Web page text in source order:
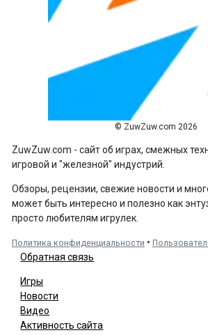
© ZuwZuw.com 2026
ZuwZuw.com - сайт об играх, смежных
игровой и "железной" индустрий.
Обзоры, рецензии, свежие новости и
может быть интересно и полезно как
просто любителям игрулек.
Политика конфиденциальности •
Обратная связь
Игры
Новости
Видео
Активность сайта